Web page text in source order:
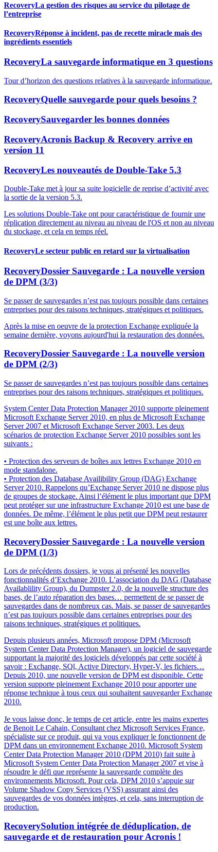
RecoveryLa gestion des risques au service du pilotage de
l’entreprise
RecoveryRéponse à incident, pas de recette miracle mais des
ingrédients essentiels
RecoveryLa sauvegarde informatique en 3 questions
Tour d’horizon des questions relatives à la sauvegarde informatique.
RecoveryQuelle sauvegarde pour quels besoins ?
RecoverySauvegarder les bonnes données
RecoveryAcronis Backup & Recovery arrive en
version 11
RecoveryLes nouveautés de Double-Take 5.3
Double-Take met à jour sa suite logicielle de reprise d’activité avec
la sortie de la version 5.3.
Les solutions Double-Take ont pour caractéristique de fournir une
réplication directement au niveau au niveau de l'OS et non au niveau
du stockage, et cela en temps réel.
RecoveryLe secteur public en retard sur la virtualisation
RecoveryDossier Sauvegarde : La nouvelle version
de DPM (3/3)
Se passer de sauvegardes n’est pas toujours possible dans certaines
entreprises pour des raisons techniques, stratégiques et politiques.
Après la mise en oeuvre de la protection Exchange expliquée la
semaine dernière, voyons aujourd'hui la restauration des données.
RecoveryDossier Sauvegarde : La nouvelle version
de DPM (2/3)
Se passer de sauvegardes n’est pas toujours possible dans certaines
entreprises pour des raisons techniques, stratégiques et politiques.
System Center Data Protection Manager 2010 supporte pleinement
Microsoft Exchange Server 2010, en plus de Microsoft Exchange
Server 2007 et Microsoft Exchange Server 2003. Les deux
scénarios de protection Exchange Server 2010 possibles sont les
suivants :
• Protection des serveurs de boîtes aux lettres Exchange 2010 en
mode standalone.
• Protection des Database Availibility Group (DAG) Exchange
Server 2010. Rappelons qu’Exchange Server 2010 ne dispose plus
de groupes de stockage. Ainsi l’élément le plus important que DPM
peut protéger sur une infrastructure Exchange 2010 est une base de
données. De même, l’élément le plus petit que DPM peut restaurer
est une boîte aux lettres.
RecoveryDossier Sauvegarde : La nouvelle version
de DPM (1/3)
Lors de précédents dossiers, je vous ai présenté les nouvelles
fonctionnalités d’Exchange 2010. L’association du DAG (Database
Availablility Group), du Dumpster 2.0, de la nouvelle structure des
bases, de l’auto réparation des bases… permettent de se passer de
sauvegardes dans de nombreux cas. Mais, se passer de sauvegardes
n’est pas toujours possible dans certaines entreprises pour des
raisons techniques, stratégiques et politiques.
Depuis plusieurs années, Microsoft propose DPM (Microsoft
System Center Data Protection Manager), un logiciel de sauvegarde
supportant la majorité des logiciels développés par cette société à
savoir : Exchange, SQl, Active Directory, Hyper-V, les fichiers…
Depuis 2010, une nouvelle version de DPM est disponible. Cette
version supporte pleinement Exchange 2010 pour apporter une
réponse technique à tous ceux qui souhaitent sauvegarder Exchange
2010.
Je vous laisse donc, le temps de cet article, entre les mains expertes
de Benoit Le Cahain, Consultant chez Microsoft Services France,
spécialiste sur ce produit, qui va vous expliquer le fonctionnent de
DPM dans un environnement Exchange 2010. Microsoft System
Center Data Protection Manager 2010 (DPM 2010) fait suite à
Microsoft System Center Data Protection Manager 2007 et vise à
résoudre le défi que représente la sauvegarde complète des
environnements Microsoft. Pour cela, DPM 2010 s’appuie sur
Volume Shadow Copy Services (VSS) assurant ainsi des
sauvegardes de vos données intègres, et cela, sans interruption de
production.
RecoverySolution intégrée de déduplication, de
sauvegarde et de restauration pour Acronis !